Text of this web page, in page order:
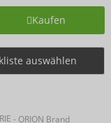
Kaufen
auswählen
- ORION Brand